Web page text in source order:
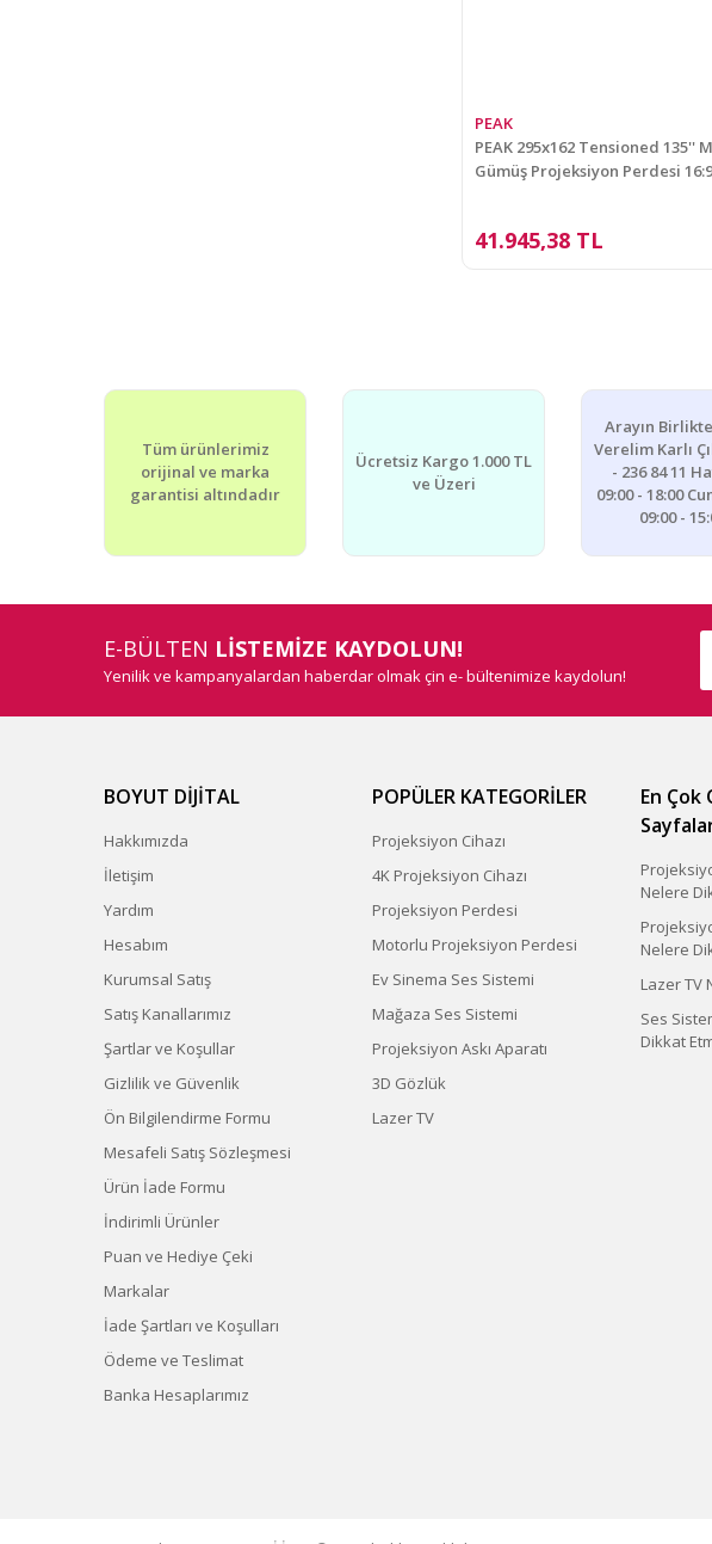
PEAK
PEAK 295x162 Tensioned 135''
Gümüş Projeksiyon Perdesi
41.945,38 TL
Tüm ürünlerimiz
orijinal ve marka
garantisi altındadır
Ücretsiz Kargo 1.000 TL
ve Üzeri
Arayın
Verelim Karlı
- 236 84 11
09:00 - 18:00
09:00 -
E-BÜLTEN LİSTEMİZE KAYDOLUN!
Yenilik ve kampanyalardan haberdar olmak çin e- bültenimize kaydolun!
BOYUT DİJİTAL
Hakkımızda
İletişim
Yardım
Hesabım
Kurumsal Satış
Satış Kanallarımız
Şartlar ve Koşullar
Gizlilik ve Güvenlik
Ön Bilgilendirme Formu
Mesafeli Satış Sözleşmesi
Ürün İade Formu
İndirimli Ürünler
Puan ve Hediye Çeki
Markalar
İade Şartları ve Koşulları
Ödeme ve Teslimat
Banka Hesaplarımız
POPÜLER KATEGORİLER
Projeksiyon Cihazı
4K Projeksiyon Cihazı
Projeksiyon Perdesi
Motorlu Projeksiyon Perdesi
Ev Sinema Ses Sistemi
Mağaza Ses Sistemi
Projeksiyon Askı Aparatı
3D Gözlük
Lazer TV
En Çok
Nelere
Nelere
Lazer TV
Ses
Dikkat